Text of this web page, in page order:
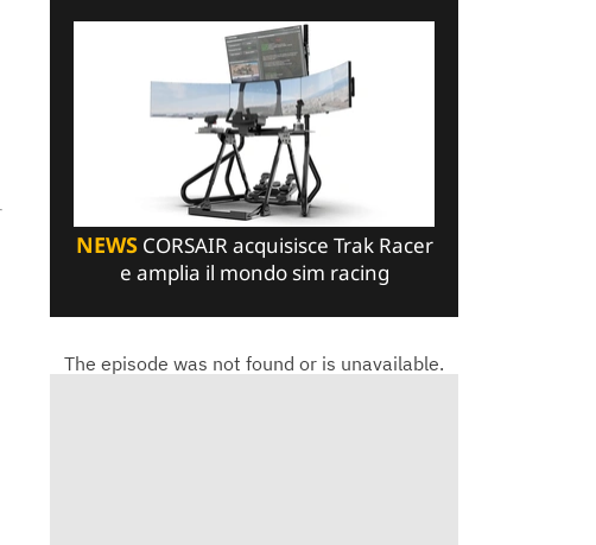
NEWSCORSAIR acquisisce Trak Racer
e amplia il mondo sim racing